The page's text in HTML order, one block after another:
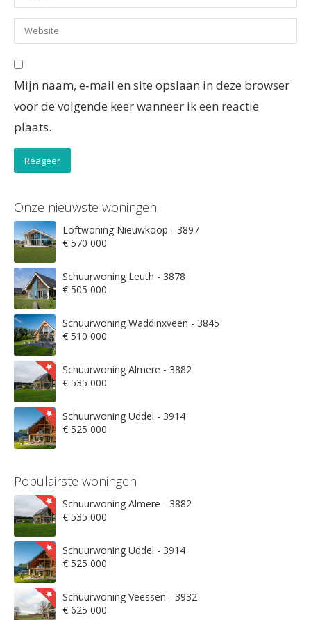
Mijn naam, e-mail en site opslaan in deze browser
voor de volgende keer wanneer ik een reactie
plaats.
Onze nieuwste woningen
Loftwoning Nieuwkoop - 3897
€ 570 000
Schuurwoning Leuth - 3878
€ 505 000
Schuurwoning Waddinxveen - 3845
€ 510 000
Schuurwoning Almere - 3882
€ 535 000
Schuurwoning Uddel - 3914
€ 525 000
Populairste woningen
Schuurwoning Almere - 3882
€ 535 000
Schuurwoning Uddel - 3914
€ 525 000
Schuurwoning Veessen - 3932
€ 625 000